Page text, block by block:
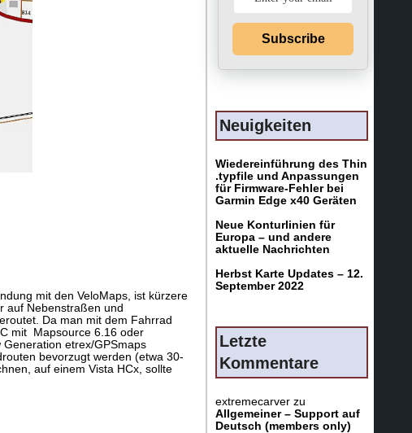
mit den VeloMaps, ist kürzere
auf Nebenstraßen und
Da man mit dem Fahrrad
mit Mapsource 6.16 oder
etrex/GPSmaps
bevorzugt werden (etwa 30-
auf einem Vista HCx, sollte
Subscribe
Neuigkeiten
Wiedereinführung des Thin
.typfile und Anpassungen
für Firmware-Fehler bei
Garmin Edge x40 Geräten
Neue Konturlinien für
Europa – und andere
aktuelle Nachrichten
Herbst Karte Updates – 12.
September 2022
Letzte
Kommentare
extremecarver zu
Allgemeiner – Support auf
Deutsch (members only)